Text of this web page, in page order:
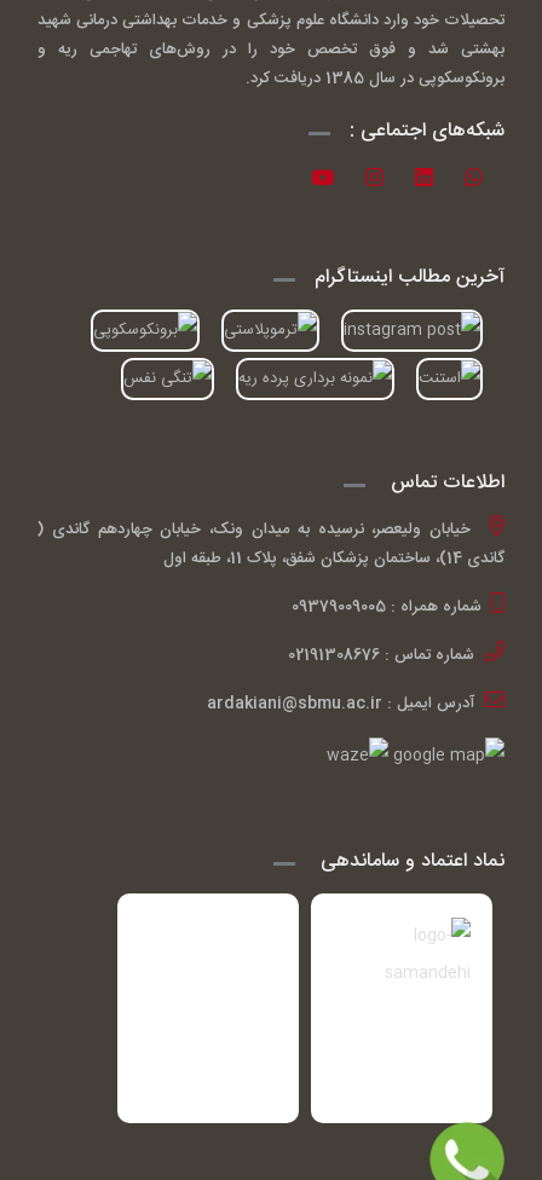
تحصیلات خود وارد دانشگاه علوم پزشکی و خدمات بهداشتی درمانی شهید
بهشتی شد و فوق تخصص خود را در روش‌های تهاجمی ریه و
برونکوسکوپی در سال 1385 دریافت کرد.
شبکه‌های اجتماعی :
آخرین مطالب اینستاگرام
اطلاعات تماس
خیابان ولیعصر، نرسیده به میدان ونک، خیابان چهاردهم گاندی (
گاندی 14)، ساختمان پزشکان شفق، پلاک 11، طبقه اول
شماره همراه : 09379009005
شماره تماس : 02191308676
آدرس ایمیل : ardakiani@sbmu.ac.ir
نماد اعتماد و ساماندهی